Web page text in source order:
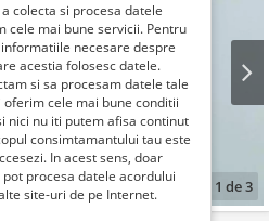
1 de3
colecta si procesa datele
cele mai bune servicii. Pentru
necesare despre
acestia folosesc datele.
si sa procesam datele tale
cele mai bune conditii
nici nu iti putem afisa continut
consimtamantului tau este
In acest sens, doar
procesa datele acordului
site-uri de pe Internet.